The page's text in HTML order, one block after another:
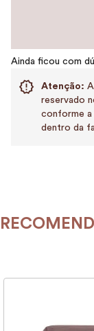
Ainda ficou com
Atenção:
reservado
conforme a
dentro da